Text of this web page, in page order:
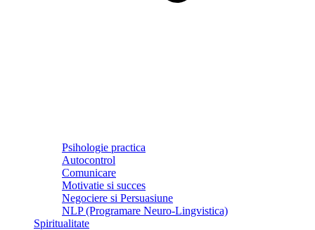
Psihologie practica
Autocontrol
Comunicare
Motivatie si succes
Negociere si Persuasiune
NLP (Programare Neuro-Lingvistica)
Spiritualitate